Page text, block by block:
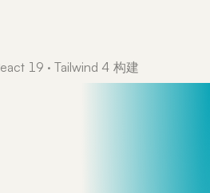
19 · Tailwind 4 构建